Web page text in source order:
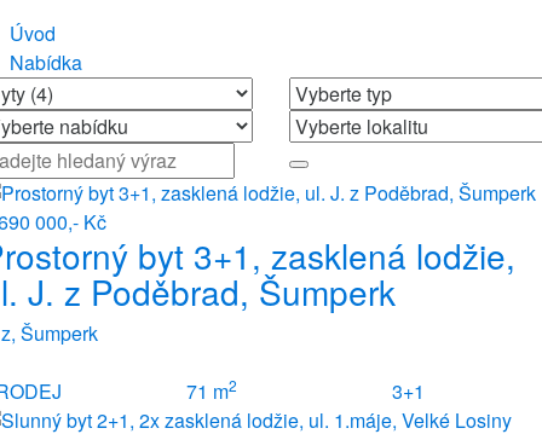
Úvod
Nabídka
000,- Kč
byt 3+1, zasklená lodžie,
J. z Poděbrad, Šumperk
Šumperk
71 m2 3+1